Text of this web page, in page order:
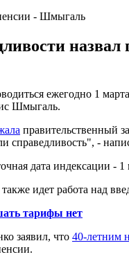
- Шмыгаль
ежегодно 1
Шмыгаль.
правительственный
-
дата индексации - 1
также идет работа
тарифы нет
заявил, что 40-летним